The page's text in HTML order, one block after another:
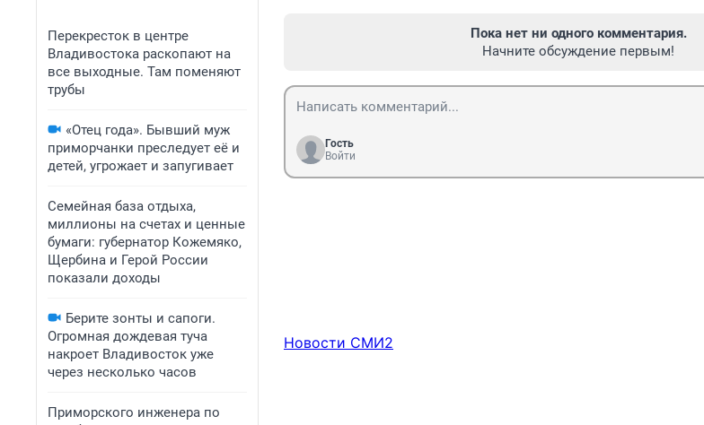
Перекресток в центре
Владивостока раскопают на
все выходные. Там поменяют
трубы
«Отец года». Бывший муж
приморчанки преследует её и
детей, угрожает и запугивает
Семейная база отдыха,
миллионы на счетах и ценные
бумаги: губернатор Кожемяко,
Щербина и Герой России
показали доходы
Берите зонты и сапоги.
Огромная дождевая туча
накроет Владивосток уже
через несколько часов
Приморского инженера по
Пока нет ни одного комментария.
Начните обсуждение первым!
Гость
Войти
Новости СМИ2